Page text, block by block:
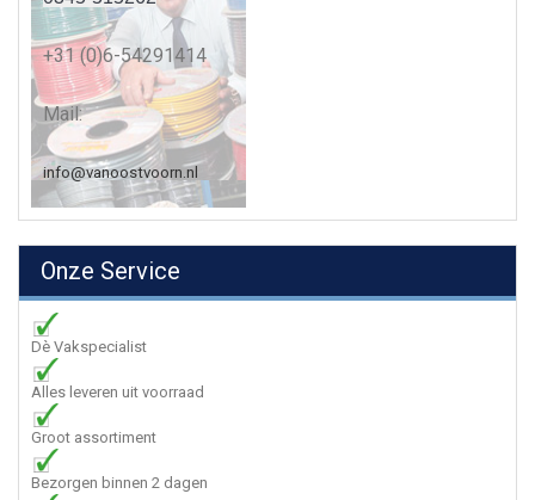
+31 (0)6-54291414
Mail:
info@vanoostvoorn.nl
Onze Service
Dè Vakspecialist
Alles leveren uit voorraad
Groot assortiment
Bezorgen binnen 2 dagen